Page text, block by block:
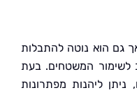
נוטה להתבלות
המשטחים. בעת
מפתרונות